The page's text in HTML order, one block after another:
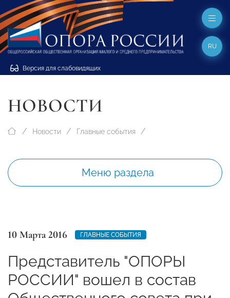
Версия для слабовидящих
RU
НОВОСТИ
Новости Главные события
Меню раздела
10 Марта 2016 ГЛАВНЫЕ СОБЫТИЯ
Представитель "ОПОРЫ
РОССИИ" вошел в состав